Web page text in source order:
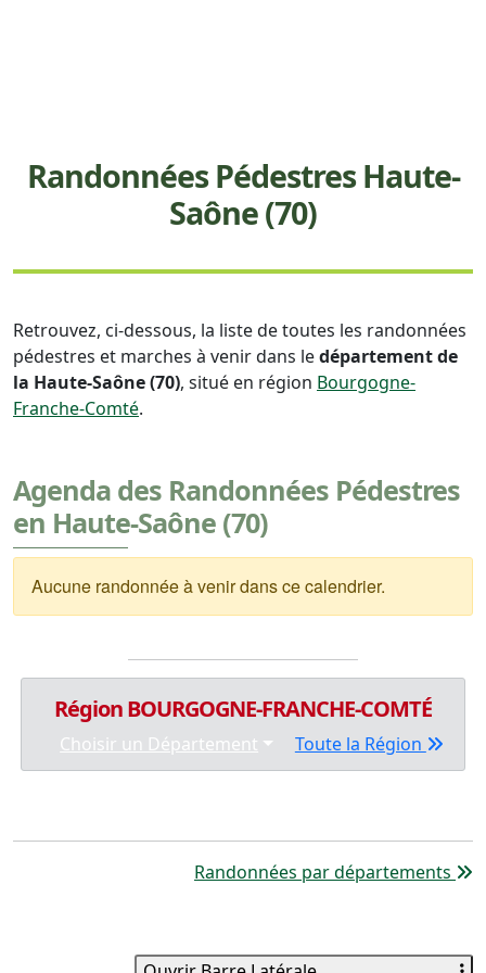
Randonnées Pédestres Haute-
Saône (70)
Retrouvez, ci-dessous, la liste de toutes les randonnées
pédestres et marches à venir dans ledépartement de
la Haute-Saône (70), situé en région Bourgogne-
Franche-Comté.
Agenda des Randonnées Pédestres
en Haute-Saône (70)
Aucune randonnée à venir dans ce calendrier.
Région BOURGOGNE-FRANCHE-COMTÉ
Choisir un Département Toute la Région
Randonnées par départements